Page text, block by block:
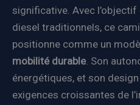
significative. Avec
diesel traditionnels, ce
positionne comme un
mobilité durable. Son
énergétiques, et son
exigences croissantes de